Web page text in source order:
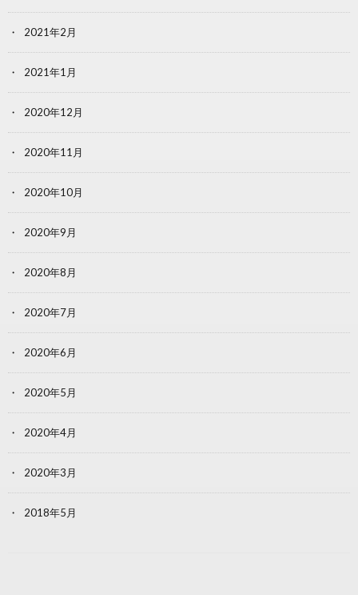
2021年2月
2021年1月
2020年12月
2020年11月
2020年10月
2020年9月
2020年8月
2020年7月
2020年6月
2020年5月
2020年4月
2020年3月
2018年5月